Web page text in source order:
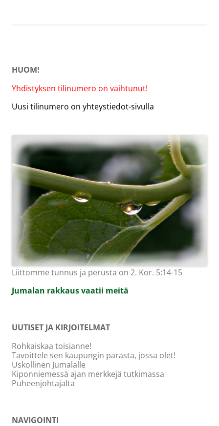
HUOM!
Yhdistyksen tilinumero on vaihtunut!
Uusi tilinumero on yhteystiedot-sivulla
Liittomme tunnus ja perusta on 2. Kor. 5:14-15
Jumalan rakkaus vaatii meitä
UUTISET JA KIRJOITELMAT
Rohkaiskaa toisianne!
Tavoittele sen kaupungin parasta, jossa olet!
Uskollinen Jumalalle
Kiponniemessä ajan merkkejä tutkimassa
Puheenjohtajalta
NAVIGOINTI